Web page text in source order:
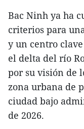
Bac Ninh ya ha
criterios para
y un centro
el delta del río
por su visión de
zona urbana de
ciudad bajo
de 2026.